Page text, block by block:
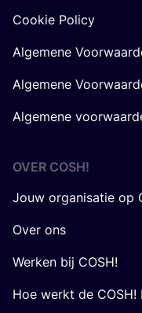
Cookie Policy
Algemene
Algemene
Algemene
OVER COSH!
Jouw organisatie op
Over ons
Werken bij COSH!
Hoe werkt de COSH!